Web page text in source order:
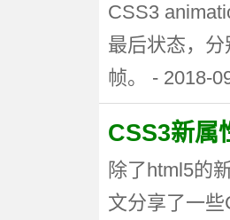
CSS3
最后状态，
帧。 - 2018-
CSS3新属
除了html5的
文分享了一